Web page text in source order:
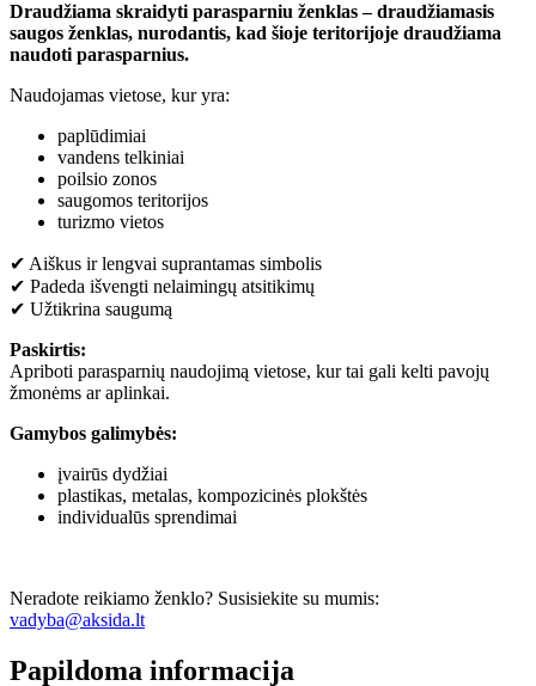
Draudžiama skraidyti parasparniu ženklas – draudžiamasis
saugos ženklas, nurodantis, kad šioje teritorijoje draudžiama
naudoti parasparnius.
Naudojamas vietose, kur yra:
paplūdimiai
vandens telkiniai
poilsio zonos
saugomos teritorijos
turizmo vietos
✔ Aiškus ir lengvai suprantamas simbolis
✔ Padeda išvengti nelaimingų atsitikimų
✔ Užtikrina saugumą
Paskirtis:
Apriboti parasparnių naudojimą vietose, kur tai gali kelti pavojų
žmonėms ar aplinkai.
Gamybos galimybės:
įvairūs dydžiai
plastikas, metalas, kompozicinės plokštės
individualūs sprendimai
Neradote reikiamo ženklo? Susisiekite su mumis:
vadyba@aksida.lt
Papildoma informacija